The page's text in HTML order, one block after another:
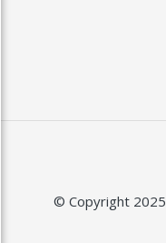
© Copyright 2025